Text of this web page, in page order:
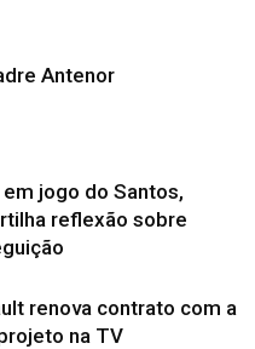
Antenor
jogo do Santos,
reflexão sobre
renova contrato com a
na TV